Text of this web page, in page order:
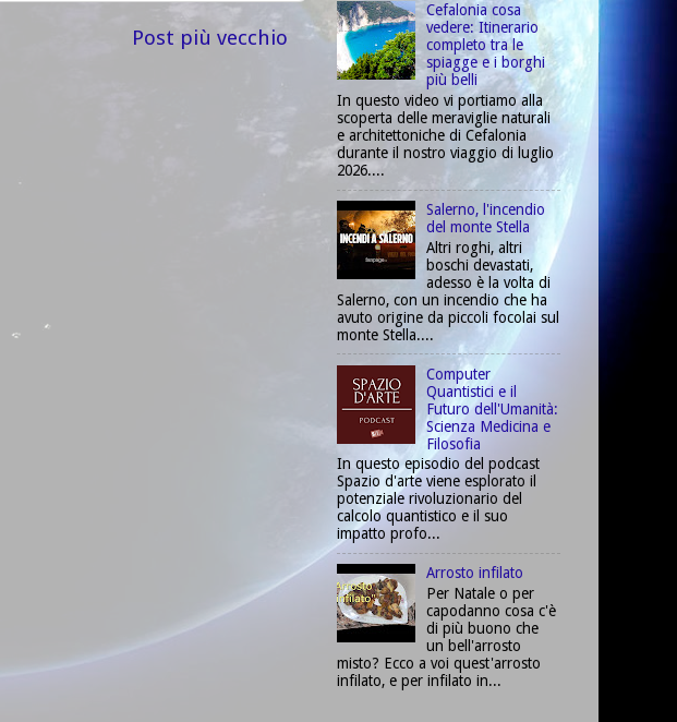
Post più vecchio
Cefalonia cosa
vedere: Itinerario
completo tra le
spiagge e i borghi
più belli
In questo video vi portiamo alla
scoperta delle meraviglie naturali
e architettoniche di Cefalonia
durante il nostro viaggio di luglio
2026....
Salerno, l'incendio
del monte Stella
Altri roghi, altri
boschi devastati,
adesso è la volta di
Salerno, con un incendio che ha
avuto origine da piccoli focolai sul
monte Stella....
Computer
Quantistici e il
Futuro dell'Umanità:
Scienza Medicina e
Filosofia
In questo episodio del podcast
Spazio d'arte viene esplorato il
potenziale rivoluzionario del
calcolo quantistico e il suo
impatto profo...
Arrosto infilato
Per Natale o per
capodanno cosa c'è
di più buono che
un bell'arrosto
misto? Ecco a voi quest'arrosto
infilato, e per infilato in...